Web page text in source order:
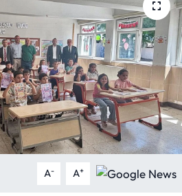
A- A+